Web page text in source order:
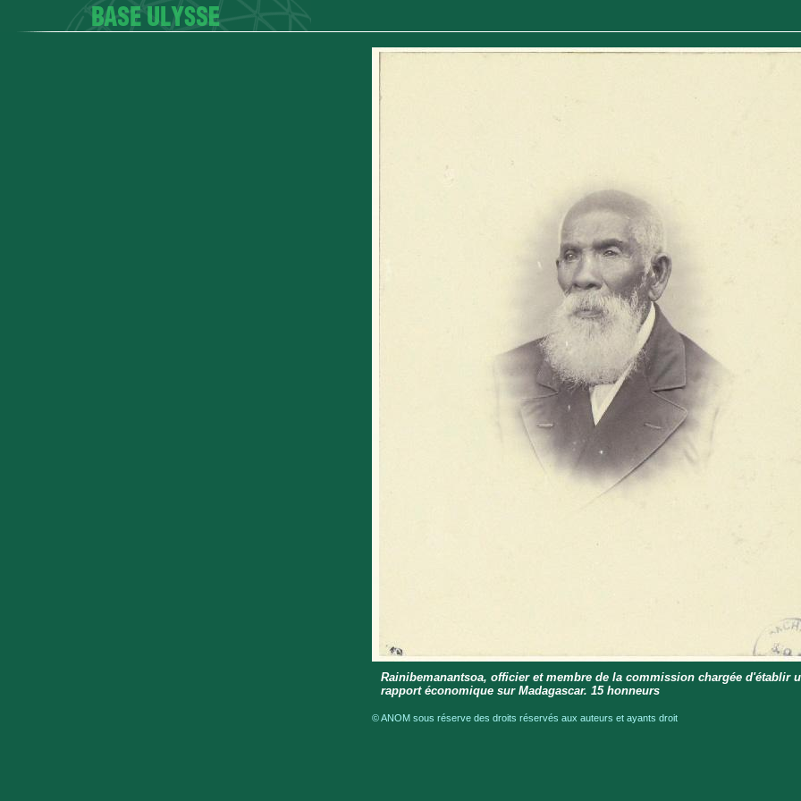
Rainibemanantsoa, officier et membre de la commission chargée d'établir
rapport économique sur Madagascar. 15 honneurs
© ANOM sous réserve des droits réservés aux auteurs et ayants droit